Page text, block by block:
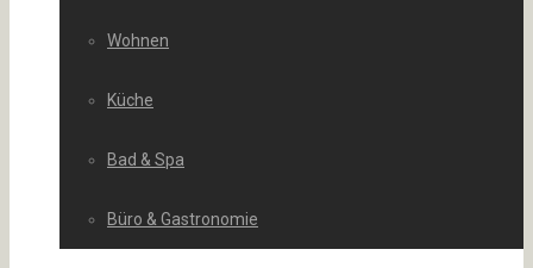
Wohnen
Küche
Bad & Spa
Büro & Gastronomie